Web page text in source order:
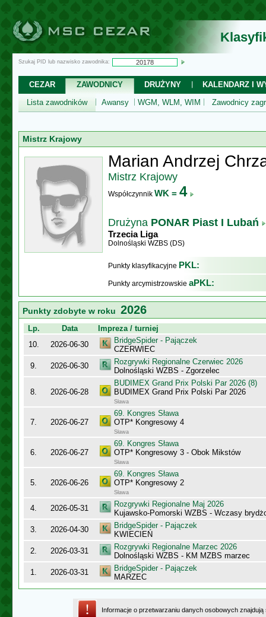
Szukaj PID lub nazwisko zawodnika:
CEZAR ZAWODNICY DRUŻYNY
KALENDARZ I
Lista zawodników
Awansy WGM, WLM, WIM Zawodnicy
Mistrz Krajowy
Marian Andrzej
Mistrz Krajowy
Współczynnik WK = 4
Drużyna PONAR Piast I Lubań
Trzecia Liga
Dolnośląski WZBS (DS)
Punkty klasyfikacyjne PKL:
Punkty arcymistrzowskie aPKL:
Punkty zdobyte w roku 2026
Lp. Data
Impreza / turniej
10.
2026-06-30
BridgeSpider - Pajączek
CZERWIEC
9.
2026-06-30
Rozgrywki Regionalne Czerwiec 2026
Dolnośląski WZBS - Zgorzelec
8. 2026-06-28
BUDIMEX Grand Prix Polski Par 2026 (8)
BUDIMEX Grand Prix Polski Par 2026
Sława
7. 2026-06-27
69. Kongres Sława
OTP* Kongresowy 4
Sława
6. 2026-06-27
69. Kongres Sława
OTP* Kongresowy 3 - Obok Mikstów
Sława
5. 2026-06-26
69. Kongres Sława
OTP* Kongresowy 2
Sława
4. 2026-05-31
Rozgrywki Regionalne Maj 2026
Kujawsko-Pomorski WZBS - Wczasy
3.
2026-04-30
BridgeSpider - Pajączek
KWIECIEŃ
2.
2026-03-31
Rozgrywki Regionalne Marzec 2026
Dolnośląski WZBS - KM MZBS marzec
1.
2026-03-31
BridgeSpider - Pajączek
MARZEC
Informacje o przetwarzaniu danych osobowych